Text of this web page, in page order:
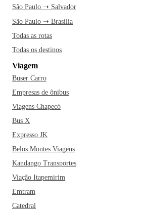
São Paulo ➝ Salvador
São Paulo ➝ Brasília
Todas as rotas
Todas os destinos
Viagem
Buser Carro
Empresas de ônibus
Viagens Chapecó
Bus X
Expresso JK
Belos Montes Viagens
Kandango Transportes
Viação Itapemirim
Emtram
Catedral